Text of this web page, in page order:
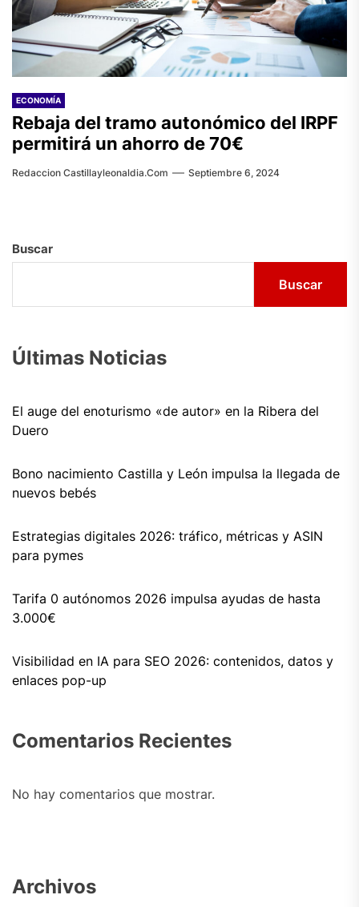
ECONOMÍA
Rebaja del tramo autonómico del IRPF
permitirá un ahorro de 70€
Redaccion Castillayleonaldia.com Septiembre 6, 2024
Buscar
Buscar
Últimas Noticias
El auge del enoturismo «de autor» en la Ribera del
Duero
Bono nacimiento Castilla y León impulsa la llegada de
nuevos bebés
Estrategias digitales 2026: tráfico, métricas y ASIN
para pymes
Tarifa 0 autónomos 2026 impulsa ayudas de hasta
3.000€
Visibilidad en IA para SEO 2026: contenidos, datos y
enlaces pop-up
Comentarios Recientes
No hay comentarios que mostrar.
Archivos